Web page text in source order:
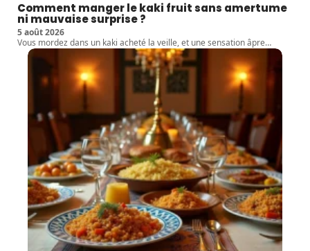
Comment manger le kaki fruit sans amertume
ni mauvaise surprise ?
5 août 2026
Vous mordez dans un kaki acheté la veille, et une sensation âpre…